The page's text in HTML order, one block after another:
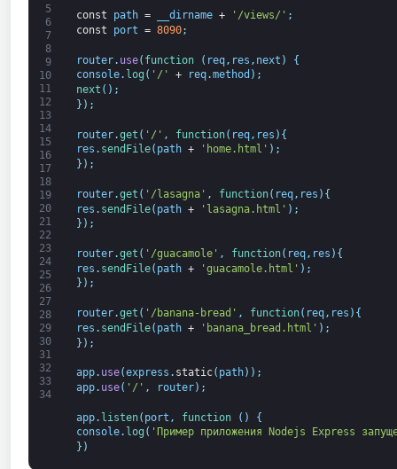
5
6
7
8
9
10
11
12
13
14
15
16
17
18
19
20
21
22
23
24
25
26
27
28
29
30
31
32
33
34
const path = __dirname + '/views/' ;
const
port = 8090;
router. use( function ( req, res , next )
{
console. log ( '/' + req.method ) ;
next ( ) ;
} ) ;
router.get ( '/' , function( req, res ) {
res . sendFile( path + 'home.html' ) ;
} ) ;
router.get ( '/lasagna' , function( req, res ) {
res . sendFile( path + 'lasagna.html' ) ;
} ) ;
router.get ( '/guacamole' , function( req, res ) {
res . sendFile( path + 'guacamole.html' ) ;
} ) ;
router.get ( '/banana-bread' , function( req, res ) {
res . sendFile( path + 'banana_bread.html' ) ;
} ) ;
app. use(express . static( path) ) ;
app. use( '/' , router) ;
app. listen( port , function ( )
{
console. log ( 'Пример приложения Nodejs Express
} )